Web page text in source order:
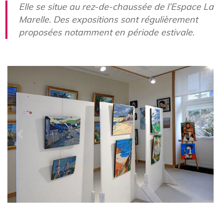
Elle se situe au rez-de-chaussée de l’Espace La
Marelle. Des expositions sont régulièrement
proposées notamment en période estivale.